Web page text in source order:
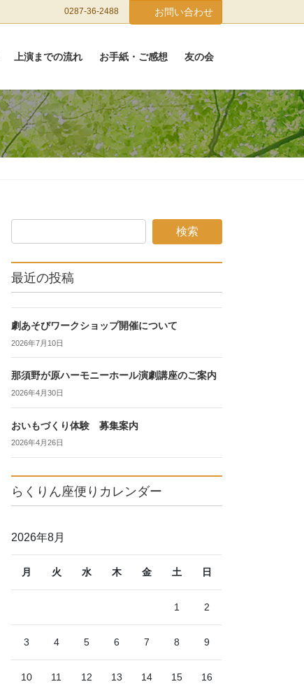
0287-36-2488 お問い合わせ
上演までの流れ お手紙・ご感想 友の会
最近の投稿
劇あそびワークショップ開催について
2026年7月10日
那須野が原ハーモニーホール演劇講座のご案内
2026年4月30日
おいもづくり体験 募集案内
2026年4月26日
らくりん座便りカレンダー
2026年8月
月 火 水 木 金 土 日
1 2
3 4 5 6 7 8 9
10 11 12 13 14 15 16